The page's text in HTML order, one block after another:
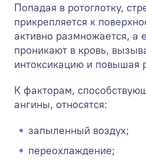
Попадая в ротоглотку,
прикрепляется к
активно размножается, а
проникают в кровь,
интоксикацию и повышая
К факторам,
ангины, относятся:
запыленный воздух;
переохлаждение;